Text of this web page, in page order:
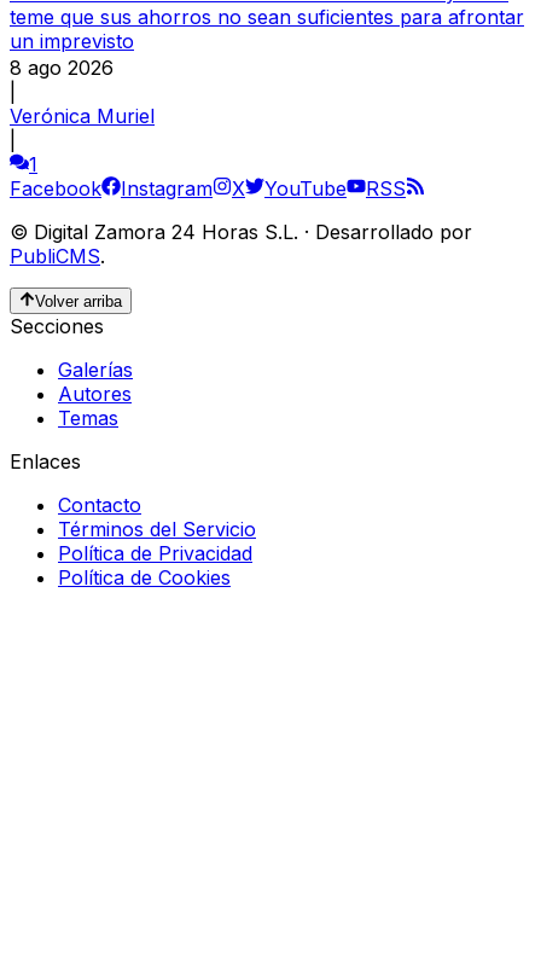
teme que sus ahorros no sean suficientes para afrontar
un imprevisto
8 ago 2026
Verónica Muriel
1
Facebook
Instagram X YouTube
RSS
© Digital Zamora 24 Horas S.L. · Desarrollado por
PubliCMS.
Volver arriba
Secciones
Galerías
Autores
Temas
Enlaces
Contacto
Términos del Servicio
Política de Privacidad
Política de Cookies